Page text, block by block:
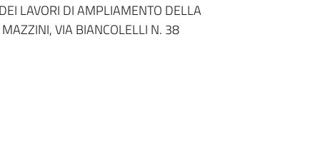
LAVORI DI AMPLIAMENTO DELLA
VIA BIANCOLELLI N. 38